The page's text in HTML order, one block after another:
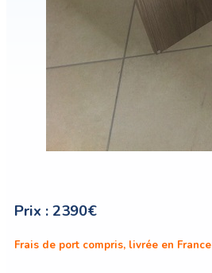
Prix :2390€
Frais de port compris, livrée en France